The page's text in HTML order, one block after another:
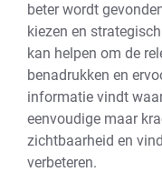
beter wordt
kiezen en
kan helpen om de
benadrukken en
informatie vindt
eenvoudige maar
zichtbaarheid en
verbeteren.